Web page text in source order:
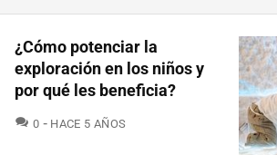
¿Cómo potenciar la
exploración en los niños y
por qué les beneficia?
0 COMENTARIOS
HACE 5 AÑOS